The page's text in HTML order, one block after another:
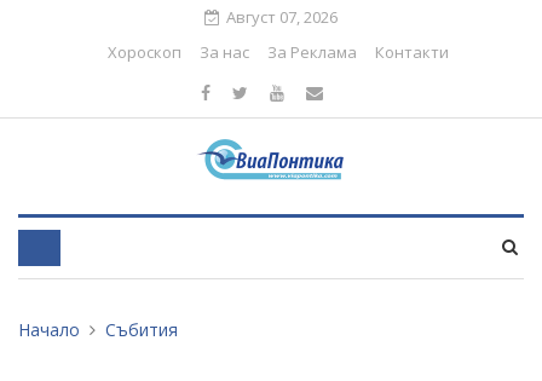
Август 07, 2026
Хороскоп
За нас За Реклама Контакти
Начало Събития